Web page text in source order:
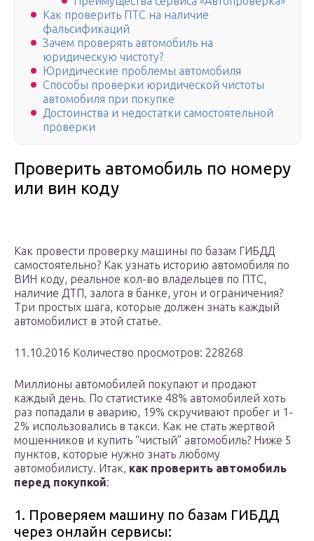
Как проверить ПТС на наличие
фальсификаций
Зачем проверять автомобиль на
юридическую чистоту?
Юридические проблемы автомобиля
Способы проверки юридической чистоты
автомобиля при покупке
Достоинства и недостатки самостоятельной
проверки
Проверить автомобиль по номеру
или вин коду
Как провести проверку машины по базам ГИБДД
самостоятельно? Как узнать историю автомобиля по
ВИН коду, реальное кол-во владельцев по ПТС,
наличие ДТП, залога в банке, угон и ограничения?
Три простых шага, которые должен знать каждый
автомобилист в этой статье.
11.10.2016 Количество просмотров: 228268
Миллионы автомобилей покупают и продают
каждый день. По статистике 48% автомобилей хоть
раз попадали в аварию, 19% скручивают пробег и 1-
2% использовались в такси. Как не стать жертвой
мошенников и купить “чистый” автомобиль? Ниже 5
пунктов, которые нужно знать любому
автомобилисту. Итак, как проверить автомобиль
перед покупкой:
1. Проверяем машину по базам ГИБДД
через онлайн сервисы: